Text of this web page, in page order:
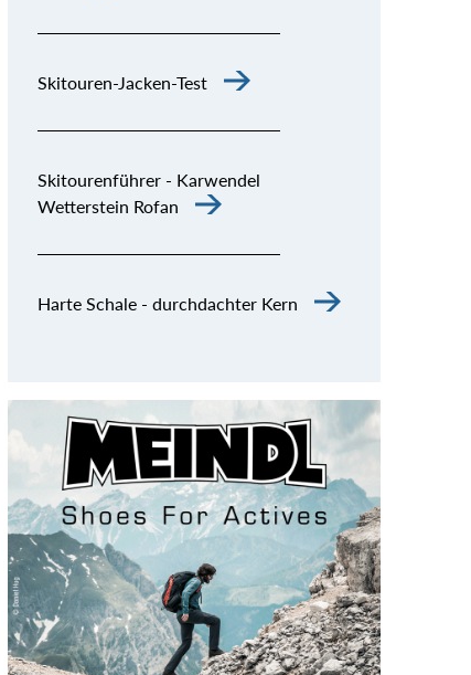
Skitouren-Jacken-Test
Skitourenführer - Karwendel
Wetterstein Rofan
Harte Schale - durchdachter Kern